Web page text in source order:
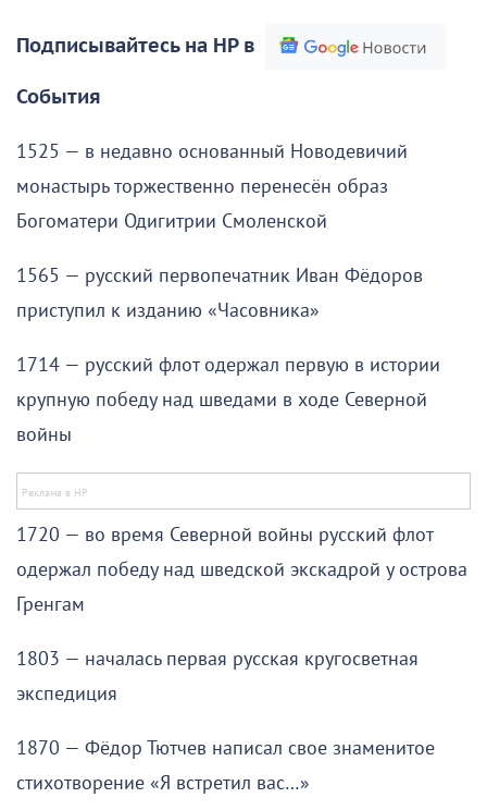
Подписывайтесь на НР в
События
1525 — в недавно основанный Новодевичий
монастырь торжественно перенесён образ
Богоматери Одигитрии Смоленской
1565 — русский первопечатник Иван Фёдоров
приступил к изданию «Часовника»
1714 — русский флот одержал первую в истории
крупную победу над шведами в ходе Северной
войны
1720 — во время Северной войны русский флот
одержал победу над шведской экскадрой у острова
Гренгам
1803 — началась первая русская кругосветная
экспедиция
1870 — Фёдор Тютчев написал свое знаменитое
стихотворение «Я встретил вас…»